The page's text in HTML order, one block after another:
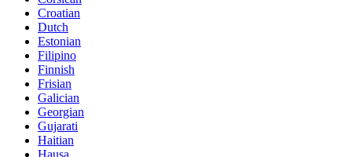
Croatian
Dutch
Estonian
Filipino
Finnish
Frisian
Galician
Georgian
Gujarati
Haitian
Hausa